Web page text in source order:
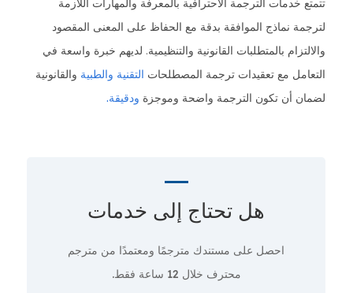
تتمتع خدمات الترجمة الاحترافية بالمعرفة والمهارات اللازمة
لترجمة نماذج الموافقة بدقة مع الحفاظ على المعنى المقصود
والالتزام بالمتطلبات القانونية والتنظيمية. لديهم خبرة واسعة في
التعامل مع تعقيدات ترجمة المصطلحات التقنية والطبية والقانونية
لضمان أن تكون الترجمة واضحة وموجزة ودقيقة.
هل تحتاج إلى خدمات
احصل على مستندك مترجمًا ومعتمدًا من مترجم
محترف خلال 12 ساعة فقط.